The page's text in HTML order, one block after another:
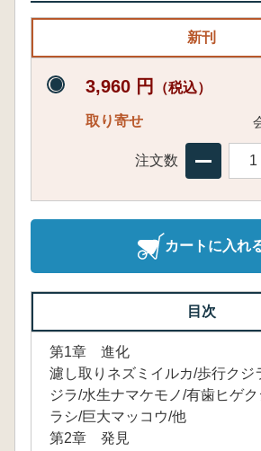
新刊
3,960 円 （税込）
取り寄せ
注文数
カートに入れ
目次
第1章 進化
濾し取りネズミイルカ/歩行クジ
ジラ/水生ナマケモノ/有歯ヒゲ
ラシ/巨大マッコウ/他
第2章 発見